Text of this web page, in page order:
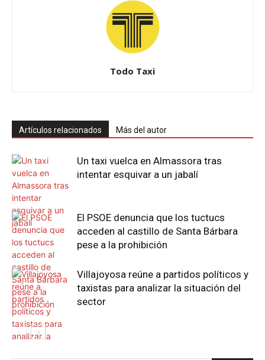
Todo Taxi
Artículos relacionados Más del autor
Un taxi vuelca en Almassora tras
intentar esquivar a un jabalí
El PSOE denuncia que los tuctucs
acceden al castillo de Santa Bárbara
pese a la prohibición
Villajoyosa reúne a partidos políticos y
taxistas para analizar la situación del
sector